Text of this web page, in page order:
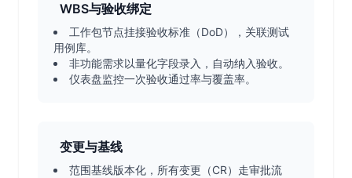
WBS与验收绑定
工作包节点挂接验收标准（DoD），关联测试
用例库。
非功能需求以量化字段录入，自动纳入验收。
仪表盘监控一次验收通过率与覆盖率。
变更与基线
范围基线版本化，所有变更（CR）走审批流